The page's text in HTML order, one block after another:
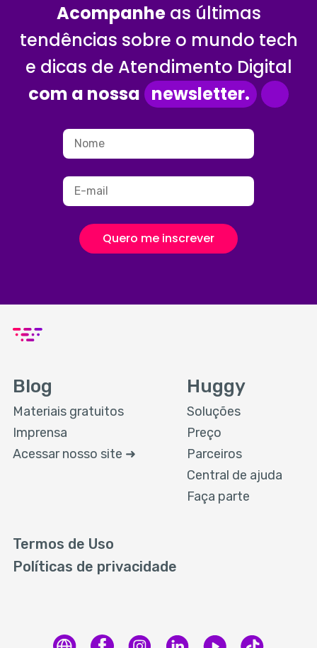
Acompanheas últimas
tendências sobre o mundo tech
e dicas de Atendimento Digital
com a nossa newsletter.
Quero me inscrever
Blog
Materiais gratuitos
Imprensa
Acessar nosso site ➜
Huggy
Soluções
Preço
Parceiros
Central de ajuda
Faça parte
Termos de Uso
Políticas de privacidade